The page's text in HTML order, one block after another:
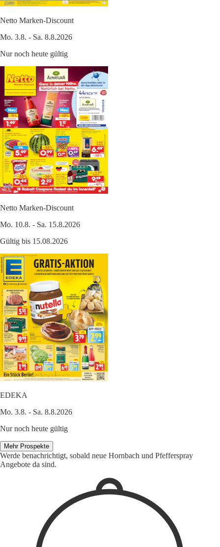
Netto Marken-Discount
Mo. 3.8. - Sa. 8.8.2026
Nur noch heute gültig
Netto Marken-Discount
Mo. 10.8. - Sa. 15.8.2026
Gültig bis 15.08.2026
EDEKA
Mo. 3.8. - Sa. 8.8.2026
Nur noch heute gültig
Mehr Prospekte
Werde benachrichtigt, sobald neue Hornbach und Pfefferspray
Angebote da sind.